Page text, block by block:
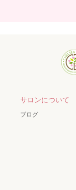
サロンについて
ブログ